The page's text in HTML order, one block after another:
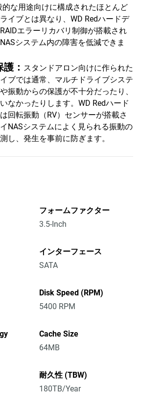
的な用途向けに構成されたほとんど
イブとは異なり、WD Redハードデ
エラーリカバリ制御が搭載され
システム内の障害を低減できま
： スタンドアロン向けに作られた
ブでは通常、マルチドライブシステ
振動からの保護が不十分だったり、
なかったりします。WD Redハード
回転振動（RV）センサーが搭載さ
NASシステムによく見られる振動の
し、発生を事前に防ぎます。
フォームファクター
3.5-Inch
インターフェース
SATA
Disk Speed (RPM)
5400 RPM
Cache Size
64MB
耐久性 (TBW)
180TB/Year